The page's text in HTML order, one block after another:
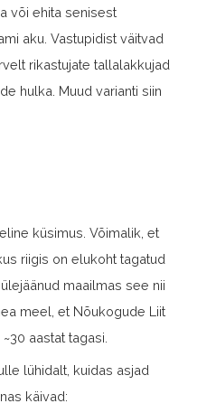
või ehita senisest
aku. Vastupidist väitvad
rikastujate tallalakkujad
hulka. Muud varianti siin
küsimus. Võimalik, et
riigis on elukoht tagatud
maailmas see nii
meel, et Nõukogude Liit
aastat tagasi.
lühidalt, kuidas asjad
käivad: